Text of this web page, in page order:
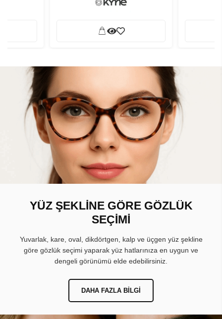
YÜZ ŞEKLİNE GÖRE GÖZLÜK
SEÇİMİ
Yuvarlak, kare, oval, dikdörtgen, kalp ve üçgen yüz şekline
göre gözlük seçimi yaparak yüz hatlarınıza en uygun ve
dengeli görünümü elde edebilirsiniz.
DAHA FAZLA BILGI